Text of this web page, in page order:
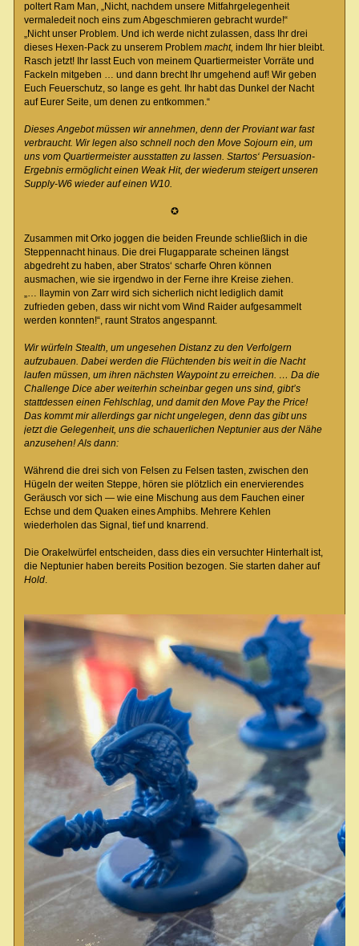
poltert Ram Man, „Nicht, nachdem unsere Mitfahrgelegenheit
vermaledeit noch eins zum Abgeschmieren gebracht wurde!“
„Nicht unser Problem. Und ich werde nicht zulassen, dass Ihr drei
dieses Hexen-Pack zu unserem Problem macht, indem Ihr hier bleibt.
Rasch jetzt! Ihr lasst Euch von meinem Quartiermeister Vorräte und
Fackeln mitgeben … und dann brecht Ihr umgehend auf! Wir geben
Euch Feuerschutz, so lange es geht. Ihr habt das Dunkel der Nacht
auf Eurer Seite, um denen zu entkommen.“
Dieses Angebot müssen wir annehmen, denn der Proviant war fast
verbraucht. Wir legen also schnell noch den Move Sojourn ein, um
uns vom Quartiermeister ausstatten zu lassen. Startos‘ Persuasion-
Ergebnis ermöglicht einen Weak Hit, der wiederum steigert unseren
Supply-W6 wieder auf einen W10.
✪
Zusammen mit Orko joggen die beiden Freunde schließlich in die
Steppennacht hinaus. Die drei Flugapparate scheinen längst
abgedreht zu haben, aber Stratos‘ scharfe Ohren können
ausmachen, wie sie irgendwo in der Ferne ihre Kreise ziehen.
„… Ilaymin von Zarr wird sich sicherlich nicht lediglich damit
zufrieden geben, dass wir nicht vom Wind Raider aufgesammelt
werden konnten!“, raunt Stratos angespannt.
Wir würfeln Stealth, um ungesehen Distanz zu den Verfolgern
aufzubauen. Dabei werden die Flüchtenden bis weit in die Nacht
laufen müssen, um ihren nächsten Waypoint zu erreichen. … Da die
Challenge Dice aber weiterhin scheinbar gegen uns sind, gibt’s
stattdessen einen Fehlschlag, und damit den Move Pay the Price!
Das kommt mir allerdings gar nicht ungelegen, denn das gibt uns
jetzt die Gelegenheit, uns die schauerlichen Neptunier aus der Nähe
anzusehen! Als dann:
Während die drei sich von Felsen zu Felsen tasten, zwischen den
Hügeln der weiten Steppe, hören sie plötzlich ein enervierendes
Geräusch vor sich — wie eine Mischung aus dem Fauchen einer
Echse und dem Quaken eines Amphibs. Mehrere Kehlen
wiederholen das Signal, tief und knarrend.
Die Orakelwürfel entscheiden, dass dies ein versuchter Hinterhalt ist,
die Neptunier haben bereits Position bezogen. Sie starten daher auf
Hold.